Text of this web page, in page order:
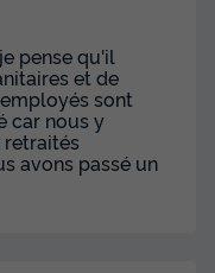
chambres
1
pense qu'il
et de
sont
car nous y
retraités
avons passé un